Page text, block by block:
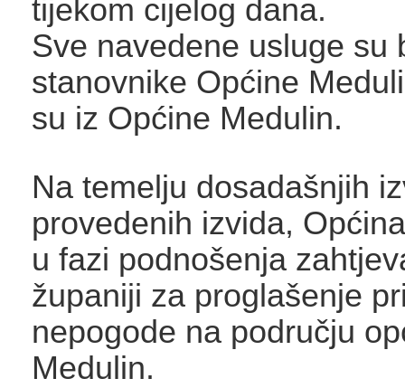
tijekom cijelog dana.
Sve navedene usluge su
stanovnike Općine
su iz Općine Medulin.
Na temelju dosadašnjih
provedenih izvida,
u fazi podnošenja
županiji za proglašenje
nepogode na području
Medulin.